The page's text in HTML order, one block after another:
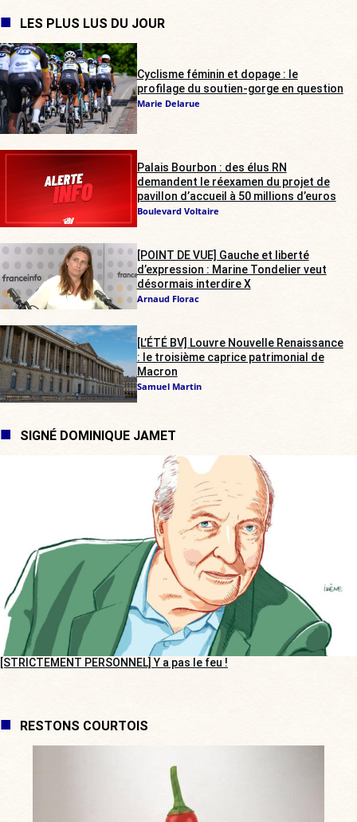
LES PLUS LUS DU JOUR
Cyclisme féminin et dopage : le
profilage du soutien-gorge en question
Marie Delarue
Palais Bourbon : des élus RN
demandent le réexamen du projet de
pavillon d’accueil à 50 millions d’euros
Boulevard Voltaire
[POINT DE VUE] Gauche et liberté
d’expression : Marine Tondelier veut
désormais interdire X
Arnaud Florac
[L’ÉTÉ BV] Louvre Nouvelle Renaissance
: le troisième caprice patrimonial de
Macron
Samuel Martin
SIGNÉ DOMINIQUE JAMET
[STRICTEMENT PERSONNEL] Y a pas le feu !
RESTONS COURTOIS